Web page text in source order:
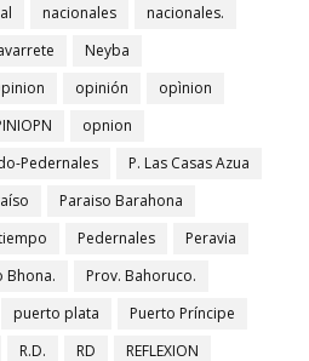
nacionales
nacionales.
Neyba
opinión
opìnion
opnion
Pedernales
P. Las Casas Azua
Paraiso Barahona
Pedernales
Peravia
Bhona.
Prov. Bahoruco.
puerto plata
Puerto Príncipe
R.D. RD
REFLEXION